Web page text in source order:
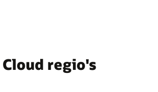
regio's